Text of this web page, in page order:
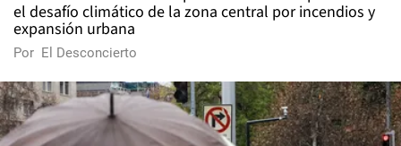
el desafío climático de la zona central por incendios y
expansión urbana
Por El Desconcierto